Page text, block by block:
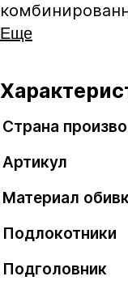
Еще
Страна
Артикул
Материал
Подлокотники
Подголовник